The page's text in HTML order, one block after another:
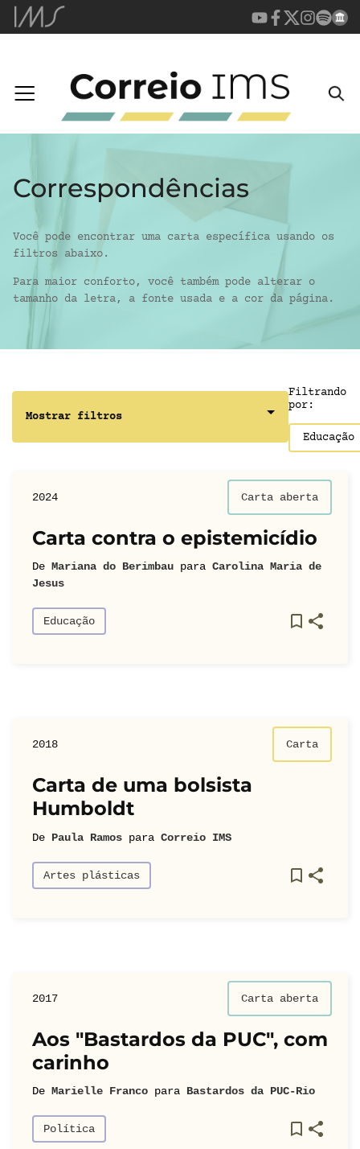
Correspondências
Você pode encontrar uma carta específica usando os
filtros abaixo.
Para maior conforto, você também pode alterar o
tamanho da letra, a fonte usada e a cor da página.
Mostrar filtros
Filtrando
por:
Educação
2024 Carta aberta
Carta contra o epistemicídio
De Mariana do Berimbau para Carolina Maria de
Jesus
Educação
2018 Carta
Carta de uma bolsista
Humboldt
De Paula Ramos para Correio IMS
Artes plásticas
2017 Carta aberta
Aos "Bastardos da PUC", com
carinho
De Marielle Franco para Bastardos da PUC-Rio
Política